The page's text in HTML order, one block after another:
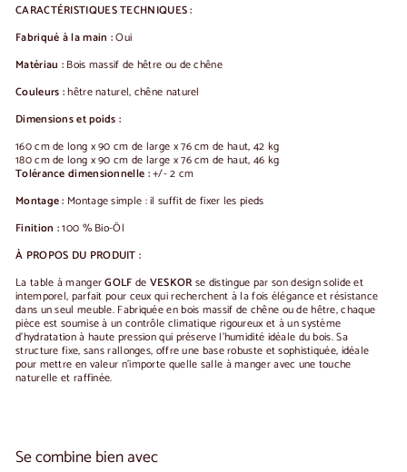
CARACTÉRISTIQUES TECHNIQUES :
Fabriqué à la main :Oui
Matériau : Bois massif de hêtre ou de chêne
Couleurs :hêtre naturel, chêne naturel
Dimensions et poids :
160 cm de long x 90 cm de large x 76 cm de haut, 42 kg
180 cm de long x 90 cm de large x 76 cm de haut, 46 kg
Tolérance dimensionnelle :+/- 2 cm
Montage : Montage simple : il suffit de fixer les pieds
Finition :100 % Bio-Öl
À PROPOS DU PRODUIT :
La table à mangerGOLF de VESKOR se distingue par son design solide et
intemporel, parfait pour ceux qui recherchent à la fois élégance et résistance
dans un seul meuble. Fabriquée en bois massif de chêne ou de hêtre, chaque
pièce est soumise à un contrôle climatique rigoureux et à un système
d'hydratation à haute pression qui préserve l'humidité idéale du bois. Sa
structure fixe, sans rallonges, offre une base robuste et sophistiquée, idéale
pour mettre en valeur n’importe quelle salle à manger avec une touche
naturelle et raffinée.
Se combine bien avec